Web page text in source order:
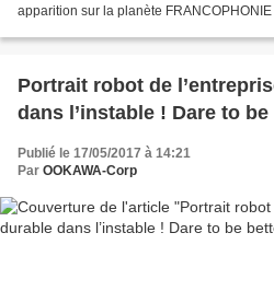
apparition sur la planète
Portrait robot de
dans l’instable ! Dare to
Publié le 17/05/2017 à 14:21
Par OOKAWA-Corp